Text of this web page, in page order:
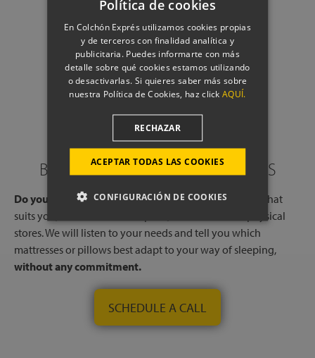
BOOK A CALL WITH OUR EXPERTS
Do you need help?Book a free call, at a time and day that
suits you, with one of our experts, from one of our physical
stores. We will listen to your needs and tell you which
mattresses or pillows best adapt to your way of sleeping,
without any commitment.
SCHEDULE A CALL
Política de cookies
En Colchón Exprés utilizamos cookies propias
y de terceros con finalidad analítica y
publicitaria. Puedes informarte con más
detalle sobre qué cookies estamos utilizando
o desactivarlas. Si quieres saber más sobre
nuestra Política de Cookies, haz clickAQUÍ.
ACEPTAR TODAS LAS COOKIES
RECHAZAR
CONFIGURACIÓN DE COOKIES